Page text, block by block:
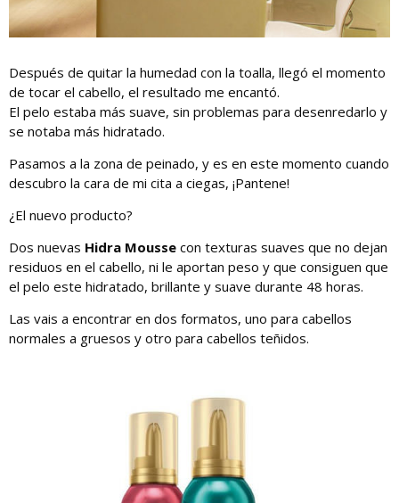
Después de quitar la humedad con la toalla, llegó el momento
de tocar el cabello, el resultado me encantó.
El pelo estaba más suave, sin problemas para desenredarlo y
se notaba más hidratado.
Pasamos a la zona de peinado, y es en este momento cuando
descubro la cara de mi cita a ciegas, ¡Pantene!
¿El nuevo producto?
Dos nuevas Hidra Mousse con texturas suaves que no dejan
residuos en el cabello, ni le aportan peso y que consiguen que
el pelo este hidratado, brillante y suave durante 48 horas.
Las vais a encontrar en dos formatos, uno para cabellos
normales a gruesos y otro para cabellos teñidos.